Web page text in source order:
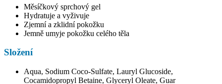
Měsíčkový sprchový gel
Hydratuje a vyživuje
Zjemní a zklidní pokožku
Jemně umyje pokožku celého těla
Složení
Aqua, Sodium Coco-Sulfate, Lauryl Glucoside,
Cocamidopropyl Betaine, Glyceryl Oleate, Guar